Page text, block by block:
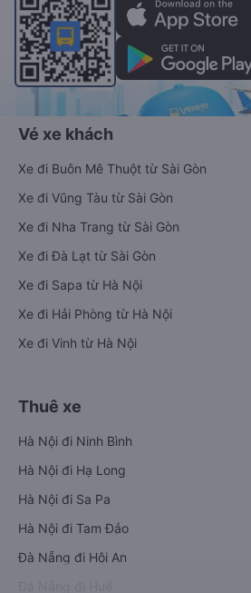
Vé xe khách
Xe đi Buôn Mê Thuột từ Sài Gòn
Xe đi Vũng Tàu từ Sài Gòn
Xe đi Nha Trang từ Sài Gòn
Xe đi Đà Lạt từ Sài Gòn
Xe đi Sapa từ Hà Nội
Xe đi Hải Phòng từ Hà Nội
Xe đi Vinh từ Hà Nội
Thuê xe
Hà Nội đi Ninh Bình
Hà Nội đi Hạ Long
Hà Nội đi Sa Pa
Hà Nội đi Tam Đảo
Đà Nẵng đi Hội An